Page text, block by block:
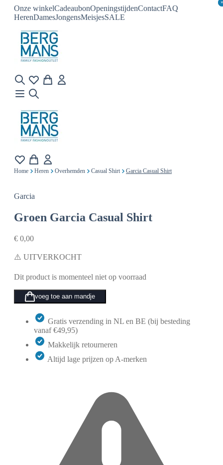
Onze winkelCadeaubonOpeningstijdenContactFAQ
HerenDamesJongensMeisjesSALE
×
×
Home Heren Overhemden Casual Shirt Garcia Casual Shirt
Garcia
Groen Garcia Casual Shirt
€ 0,00
⚠️ UITVERKOCHT
Dit product is momenteel niet op voorraad
voeg toe aan mandje
Gratis verzending in NL en BE (bij besteding
vanaf €49,95)
Makkelijk retourneren
Altijd lage prijzen op A-merken